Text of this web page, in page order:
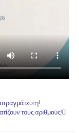
τους αριθμούς!